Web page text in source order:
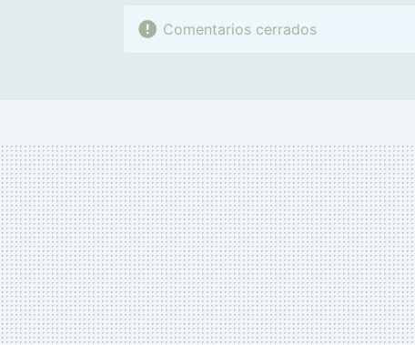
Comentarios cerrados